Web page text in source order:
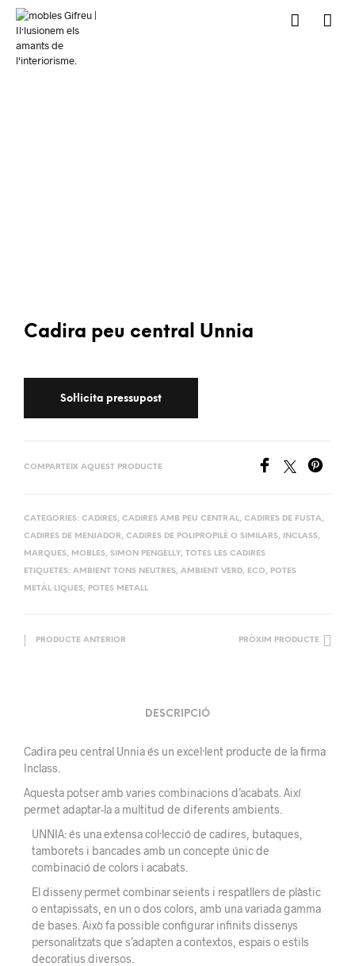
Cadira peu central Unnia
COMPARTEIX AQUEST PRODUCTE
CATEGORIES: CADIRES, CADIRES AMB PEU CENTRAL, CADIRES DE FUSTA,
CADIRES DE MENJADOR, CADIRES DE POLIPROPILÈ O SIMILARS, INCLASS,
MARQUES, MOBLES, SIMON PENGELLY, TOTES LES CADIRES
ETIQUETES: AMBIENT TONS NEUTRES, AMBIENT VERD, ECO, POTES
METÀL·LIQUES, POTES METALL
PRODUCTE ANTERIOR PRÒXIM PRODUCTE
DESCRIPCIÓ
Cadira peu central Unnia és un excel·lent producte de la firma
Inclass.
Aquesta potser amb varies combinacions d’acabats. Així
permet adaptar-la a multitud de diferents ambients.
UNNIA: és una extensa col·lecció de cadires, butaques,
tamborets i bancades amb un concepte únic de
combinació de colors i acabats.
El disseny permet combinar seients i respatllers de plàstic
o entapissats, en un o dos colors, amb una variada gamma
de bases. Això fa possible configurar infinits dissenys
personalitzats que s’adapten a contextos, espais o estils
decoratius diversos.